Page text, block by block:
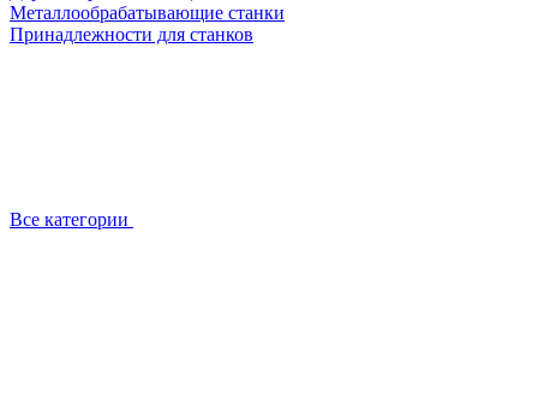
Металлообрабатывающие станки
Принадлежности для станков
Все категории